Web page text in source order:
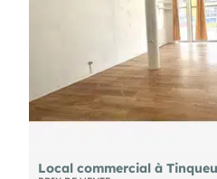
Local commercial à